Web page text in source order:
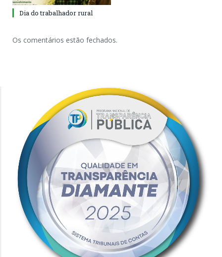
Dia do trabalhador rural
Os comentários estão fechados.